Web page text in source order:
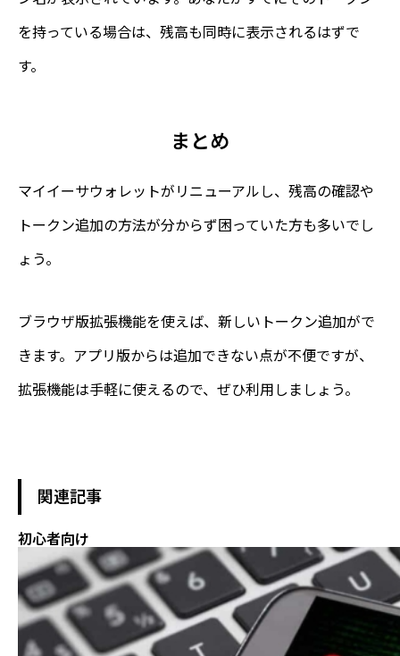
を持っている場合は、残高も同時に表示されるはずで
す。
まとめ
マイイーサウォレットがリニューアルし、残高の確認や
トークン追加の方法が分からず困っていた方も多いでし
ょう。
ブラウザ版拡張機能を使えば、新しいトークン追加がで
きます。アプリ版からは追加できない点が不便ですが、
拡張機能は手軽に使えるので、ぜひ利用しましょう。
関連記事
初心者向け